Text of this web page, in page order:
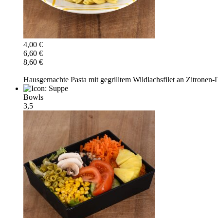
4,00 €
6,60 €
8,60 €
Hausgemachte Pasta mit gegrilltem Wildlachsfilet an Zitronen-
Bowls
3,5